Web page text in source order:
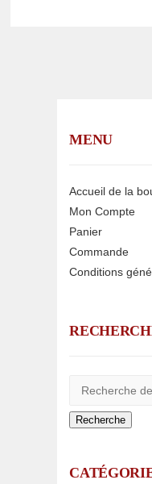
MENU
Accueil de la
Mon Compte
Panier
Commande
Conditions
Recherche